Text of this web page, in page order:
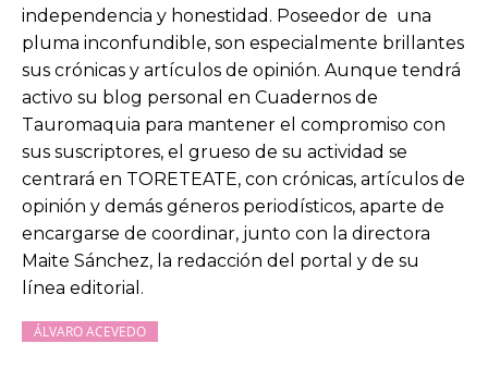
independencia y honestidad. Poseedor de una
pluma inconfundible, son especialmente brillantes
sus crónicas y artículos de opinión. Aunque tendrá
activo su blog personal en Cuadernos de
Tauromaquia para mantener el compromiso con
sus suscriptores, el grueso de su actividad se
centrará en TORETEATE, con crónicas, artículos de
opinión y demás géneros periodísticos, aparte de
encargarse de coordinar, junto con la directora
Maite Sánchez, la redacción del portal y de su
línea editorial.
ÁLVARO ACEVEDO